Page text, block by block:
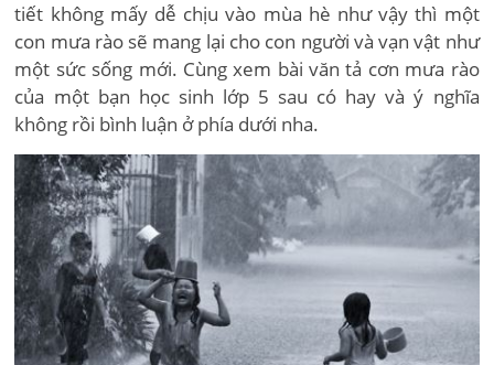
tiết không mấy dễ chịu vào mùa hè như vậy thì một
con mưa rào sẽ mang lại cho con người và vạn vật như
một sức sống mới. Cùng xem bài văn tả cơn mưa rào
của một bạn học sinh lớp 5 sau có hay và ý nghĩa
không rồi bình luận ở phía dưới nha.